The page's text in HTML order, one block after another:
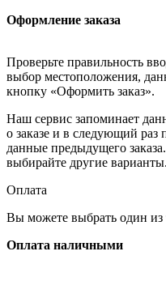
Оформление заказа
Проверьте правильность
выбор местоположения,
кнопку «Оформить заказ».
Наш сервис запоминает
о заказе и в следующий раз
данные предыдущего
выбирайте другие варианты.
Оплата
Вы можете выбрать один из
Оплата наличными